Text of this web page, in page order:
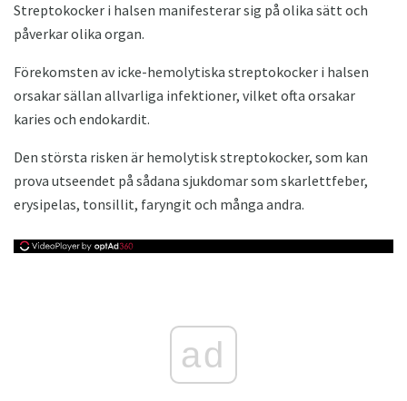
Streptokocker i halsen manifesterar sig på olika sätt och
påverkar olika organ.
Förekomsten av icke-hemolytiska streptokocker i halsen
orsakar sällan allvarliga infektioner, vilket ofta orsakar
karies och endokardit.
Den största risken är hemolytisk streptokocker, som kan
prova utseendet på sådana sjukdomar som skarlettfeber,
erysipelas, tonsillit, faryngit och många andra.
ad